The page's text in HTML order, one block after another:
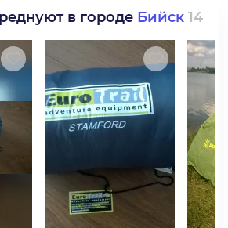
в городе Бийск 14